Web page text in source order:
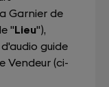
Garnier de
"Lieu"),
guide
Vendeur (ci-